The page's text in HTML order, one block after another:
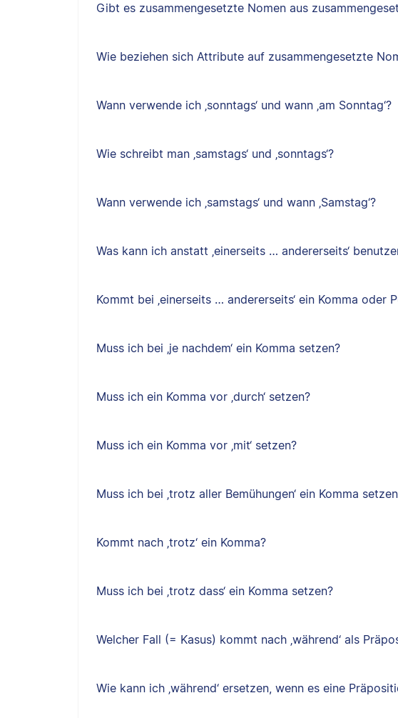
Gibt es zusammengesetzte Nomen aus
Wie beziehen sich Attribute auf zusammengesetzte
Wann verwende ich ‚sonntags‘ und wann ‚am Sonntag‘?
Wie schreibt man ‚samstags‘ und ‚sonntags‘?
Wann verwende ich ‚samstags‘ und wann ‚Samstag‘?
Was kann ich anstatt ‚einerseits … andererseits‘
Kommt bei ‚einerseits … andererseits‘ ein Komma oder
Muss ich bei ‚je nachdem‘ ein Komma setzen?
Muss ich ein Komma vor ‚durch‘ setzen?
Muss ich ein Komma vor ‚mit‘ setzen?
Muss ich bei ‚trotz aller Bemühungen‘ ein Komma
Kommt nach ‚trotz‘ ein Komma?
Muss ich bei ‚trotz dass‘ ein Komma setzen?
Welcher Fall (= Kasus) kommt nach ‚während‘ als
Wie kann ich ‚während‘ ersetzen, wenn es eine